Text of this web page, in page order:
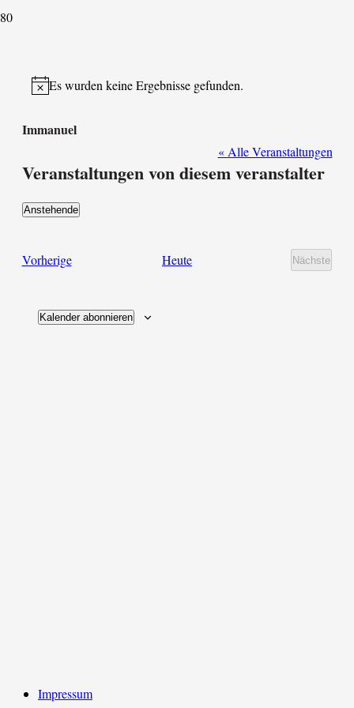
Hinweis
Es wurden keine Ergebnisse gefunden.
Immanuel
« Alle Veranstaltungen
Veranstaltungen von diesem veranstalter
Anstehende
VorherigeVeranstaltungen Heute
Nächste
Kalender abonnieren
Impressum